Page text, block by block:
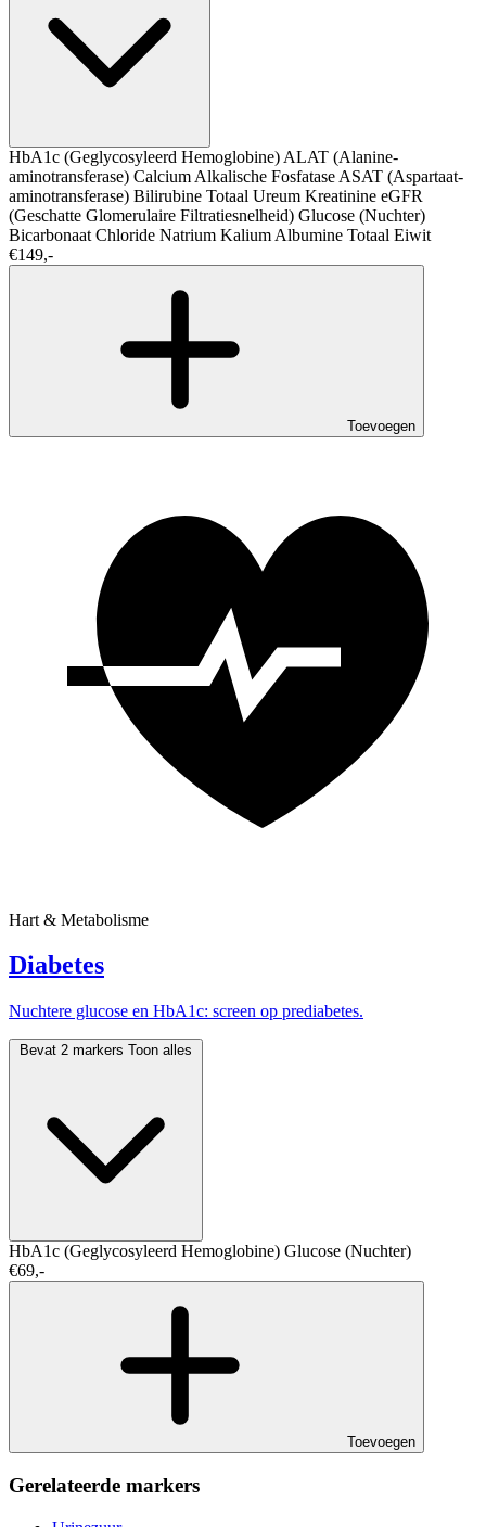
HbA1c (Geglycosyleerd Hemoglobine) ALAT (Alanine-
aminotransferase) Calcium Alkalische Fosfatase ASAT (Aspartaat-
aminotransferase) Bilirubine Totaal Ureum Kreatinine eGFR
(Geschatte Glomerulaire Filtratiesnelheid) Glucose (Nuchter)
Bicarbonaat Chloride Natrium Kalium Albumine Totaal Eiwit
€149,-
Toevoegen
Hart & Metabolisme
Diabetes
Nuchtere glucose en HbA1c: screen op prediabetes.
Bevat 2 markers Toon alles
HbA1c (Geglycosyleerd Hemoglobine) Glucose (Nuchter)
€69,-
Toevoegen
Gerelateerde markers